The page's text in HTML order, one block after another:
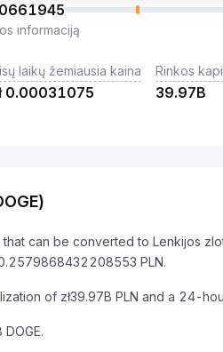
informaciją
laikų žemiausia kaina
0.00031075
Rinkos
39.97B
can be converted to Lenkijos
PLN.
of zł39.97B PLN and a 24-